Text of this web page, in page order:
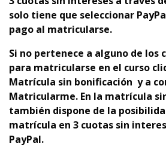
solo tiene que seleccionar
pago al matricularse.
Si no pertenece a alguno de los
para matricularse en el curso
Matrícula sin bonificación y a
Matricularme. En la matrícula
también dispone de la
matrícula en 3 cuotas sin
PayPal.